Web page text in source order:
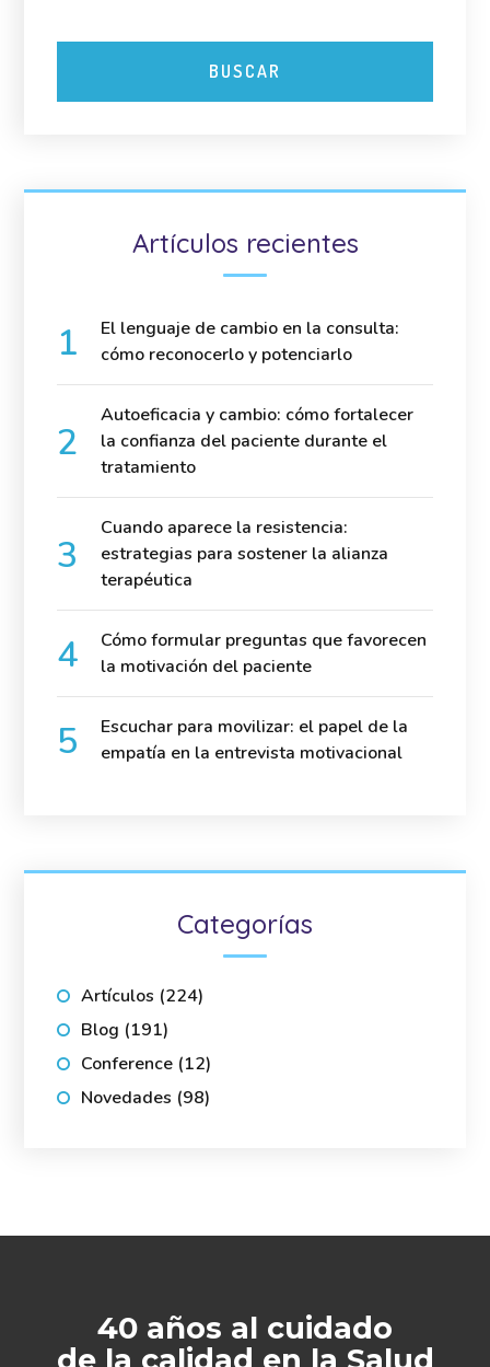
Artículos recientes
El lenguaje de cambio en la consulta:
cómo reconocerlo y potenciarlo
Autoeficacia y cambio: cómo fortalecer
la confianza del paciente durante el
tratamiento
Cuando aparece la resistencia:
estrategias para sostener la alianza
terapéutica
Cómo formular preguntas que favorecen
la motivación del paciente
Escuchar para movilizar: el papel de la
empatía en la entrevista motivacional
Categorías
Artículos (224)
Blog (191)
Conference (12)
Novedades (98)
40 años al cuidado
de la calidad en la Salud